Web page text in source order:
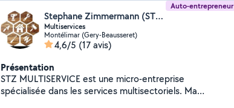
Auto-entrepreneur
Stephane Zimmermann (STZ Multiservices)
Multiservices
Montélimar (Gery-Beausseret)
4,6/5 (17 avis)
Présentation
STZ MULTISERVICE est une micro-entreprise
spécialisée dans les services multisectoriels. Ma